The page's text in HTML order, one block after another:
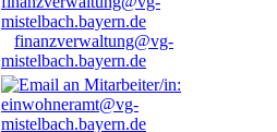
finanzverwaltung@vg-
mistelbach.bayern.de